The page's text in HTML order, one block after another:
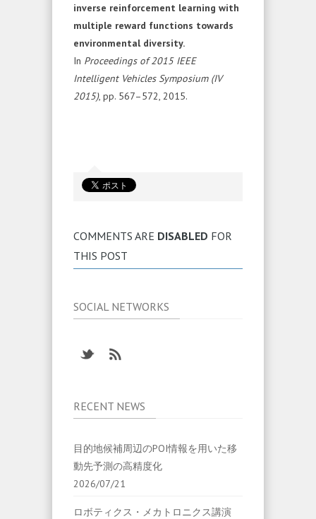
inverse reinforcement learning with
multiple reward functions towards
environmental diversity.
In Proceedings of 2015 IEEE
Intelligent Vehicles Symposium (IV
2015), pp. 567–572, 2015.
COMMENTS ARE DISABLED FOR
THIS POST
SOCIAL NETWORKS
RECENT NEWS
目的地候補周辺のPOI情報を用いた移
動先予測の高精度化
2026/07/21
ロボティクス・メカトロニクス講演